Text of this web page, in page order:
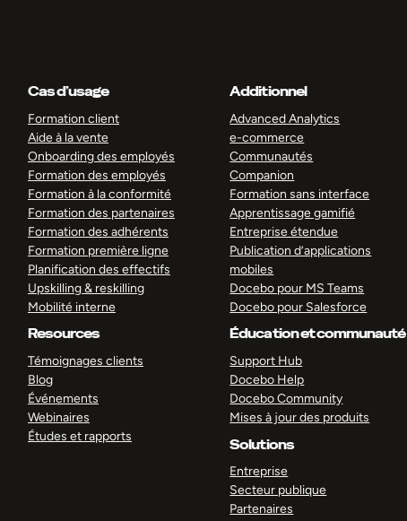
Cas d’usage
Formation client
Aide à la vente
Onboarding des employés
Formation des employés
Formation à la conformité
Formation des partenaires
Formation des adhérents
Formation première ligne
Planification des effectifs
Upskilling & reskilling
Mobilité interne
Resources
Témoignages clients
Blog
Événements
Webinaires
Études et rapports
Additionnel
Advanced Analytics
e-commerce
Communautés
Companion
Formation sans interface
Apprentissage gamifié
Entreprise étendue
Publication d’applications
mobiles
Docebo pour MS Teams
Docebo pour Salesforce
Éducation et communauté
Support Hub
Docebo Help
Docebo Community
Mises à jour des produits
Solutions
Entreprise
Secteur publique
Partenaires